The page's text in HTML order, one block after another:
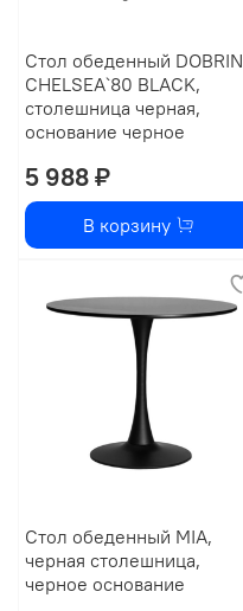
Стол обеденный DOBRIN
CHELSEA`80 BLACK,
столешница черная,
основание черное
5 988 ₽
В корзину
Стол обеденный MIA,
черная столешница,
черное основание